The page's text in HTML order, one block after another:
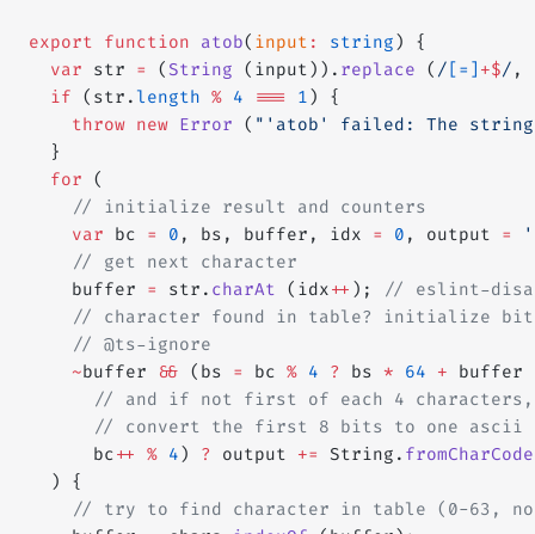
export function atob( input : string ) {
  var
str = ( String (input)). replace ( / [=] +$/ ,
  if
(str. length % 4 === 1 ) {
    throw
new Error ( "'atob' failed: The string
  }
  for
(
    // initialize result and counters
    var
bc = 0 , bs, buffer, idx = 0 , output =
    // get next character
    buffer
= str. charAt (idx++ );
// eslint-
// character found in table? initialize
    // @ts-ignore
    ~
buffer && (bs = bc % 4 ? bs * 64 + buffer
      // and if not first of each 4 characters,
// convert the first 8 bits to one ascii
      bc
++ % 4 ) ? output += String. fromCharCode
  ) {
// try to find character in table (0-63,